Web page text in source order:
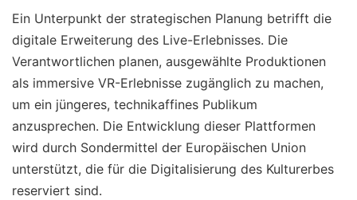
Ein Unterpunkt der strategischen Planung betrifft die
digitale Erweiterung des Live-Erlebnisses. Die
Verantwortlichen planen, ausgewählte Produktionen
als immersive VR-Erlebnisse zugänglich zu machen,
um ein jüngeres, technikaffines Publikum
anzusprechen. Die Entwicklung dieser Plattformen
wird durch Sondermittel der Europäischen Union
unterstützt, die für die Digitalisierung des Kulturerbes
reserviert sind.